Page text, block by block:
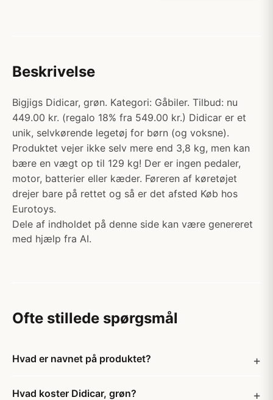
Beskrivelse
Bigjigs Didicar, grøn. Kategori: Gåbiler. Tilbud: nu
449.00 kr. (regalo 18% fra 549.00 kr.) Didicar er et
unik, selvkørende legetøj for børn (og voksne).
Produktet vejer ikke selv mere end 3,8 kg, men kan
bære en vægt op til 129 kg! Der er ingen pedaler,
motor, batterier eller kæder. Føreren af køretøjet
drejer bare på rettet og så er det afsted Køb hos
Eurotoys.
Dele af indholdet på denne side kan være genereret
med hjælp fra AI.
Ofte stillede spørgsmål
Hvad er navnet på produktet?
Hvad koster Didicar, grøn?